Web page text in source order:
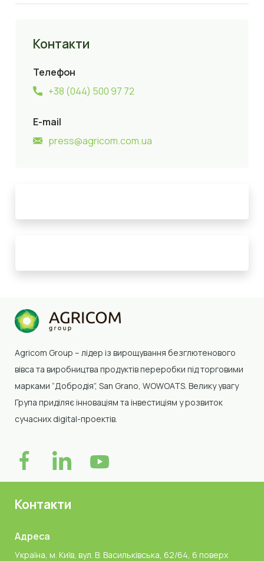
Контакти
Телефон
+38 (044) 500 97 72
E-mail
press@agricom.com.ua
Agricom Group – лідер із вирощування безглютенового
вівса та виробництва продуктів переробки під торговими
марками “Добродія”, San Grano, WOWOATS. Велику увагу
Група приділяє інноваціям та інвестиціям у розвиток
сучасних digital-проектів.
Контакти
Адреса
Україна, м. Київ, вул. В. Васильківська, 62/64, 6 поверх